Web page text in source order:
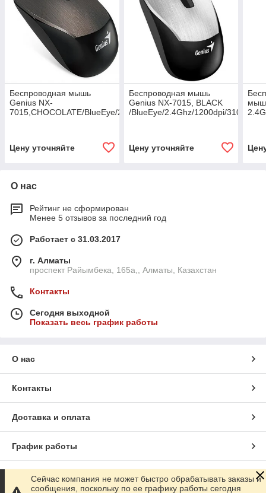
Беспроводная мышь
Genius NX-
7015,CHOCOLATE/BlueEye/2.4Ghz/1200dpi/31030019401
Цену уточняйте
Беспроводная мышь
Genius NX-7015, BLACK
/BlueEye/2.4Ghz/1200dpi/
Цену уточняйте
О нас
Рейтинг не сформирован
Менее 5 отзывов за последний год
Работает с 31.03.2017
г. Алматы
проспект Райымбека, 165а,, Алматы, Казахстан
Контакты
Сегодня выходной
Показать весь график работы
О нас
Контакты
Доставка и оплата
График работы
Полная версия сайта
Сейчас компания не может быстро обрабатывать заказы и
сообщения, поскольку по ее графику работы сегодня